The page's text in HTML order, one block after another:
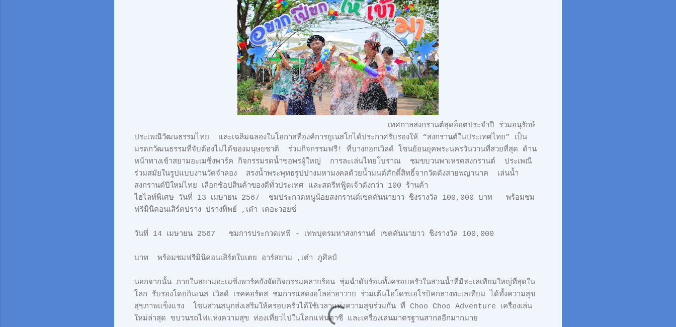
เทศกาลสงกรานต์สุดฮ็อตประจำปี ร่วมอนุรักษ์
ประเพณีวัฒนธรรมไทย และเฉลิมฉลองในโอกาสที่องค์การยูเนสโกได้ประกาศรับรองให้ “สงกรานต์ในประเทศไทย” เป็น
มรดกวัฒนธรรมที่จับต้องไม่ได้ของมนุษยชาติ ร่วมกิจกรรมฟรี! ที่บางกอกเวิลด์ โซนย้อนยุคพระนครวันวานที่สวยที่สุด ด้าน
หน้าทางเข้าสยามอะเมซิ่งพาร์ค กิจกรรมรดน้ำขอพรผู้ใหญ่ การละเล่นไทยโบราณ ชมขบวนพาเหรดสงกรานต์ ประเพณี
ร่วมสมัยในรูปแบบงานวัดจำลอง สรงน้ำพระพุทธรูปปางมหามงคลด้วยน้ำมนต์ศักดิ์สิทธิ์จากวัดดังสายพญานาค เล่นน้ำ
สงกรานต์ปีใหม่ไทย เลือกช้อปสินค้าของดีทั่วประเทศ และสตรีทฟู้ดเจ้าดังกว่า 100 ร้านค้า
ไฮไลท์พิเศษ วันที่ 13 เมษายน 2567 ชมประกวดหนูน้อยสงกรานต์เขตคันนายาว ชิงรางวัล 100,000 บาท พร้อมชม
ฟรีมินิคอนเสิร์ตปราง ปรางทิพย์ ,เต๋า เดอะวอยซ์
วันที่ 14 เมษายน 2567 ชมการประกวดเทพี - เทพบุตรมหาสงกรานต์ เขตคันนายาว ชิงรางวัล 100,000
บาท พร้อมชมฟรีมินิคอนเสิร์ตใบเตย อาร์สยาม ,เต๋า ภูศิลป์
นอกจากนั้น ภายในสยามอะเมซิ่งพาร์คยังจัดกิจกรรมคลายร้อน ชุ่มฉ่ำดับร้อนทั้งครอบครัวในสวนน้ำที่มีทะเลเทียมใหญ่ที่สุดใน
โลก รับรองโดยกินเนส เวิลด์ เรคคอร์ดส ชมการแสดงอโลฮ่าฮาวาย ร่วมเต้นไฮโดรแอโรบิคกลางทะเลเทียม ได้ทั้งความสุข
สุขภาพแข็งแรง โซนสวนสนุกส่งเสริมให้ครอบครัวได้ใช้เวลาแห่งความสุขร่วมกัน ที่ Choo Choo Adventure เครื่องเล่น
ใหม่ล่าสุด ขบวนรถไฟแห่งความสุข ท่องเที่ยวไปในโลกแฟนตาซี และเครื่องเล่นมาตรฐานสากลอีกมากมาย